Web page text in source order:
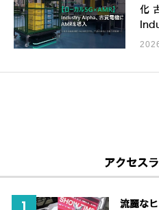
化
アクセス
流麗な